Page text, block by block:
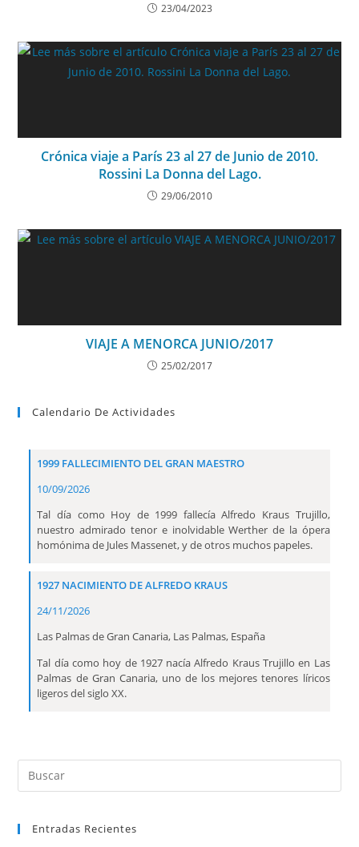
23/04/2023
Crónica viaje a París 23 al 27 de Junio de 2010.
Rossini La Donna del Lago.
29/06/2010
VIAJE A MENORCA JUNIO/2017
25/02/2017
Calendario De Actividades
1999 FALLECIMIENTO DEL GRAN MAESTRO
10/09/2026
Tal día como Hoy de 1999 fallecía Alfredo Kraus Trujillo,
nuestro admirado tenor e inolvidable Werther de la ópera
homónima de Jules Massenet, y de otros muchos papeles.
1927 NACIMIENTO DE ALFREDO KRAUS
24/11/2026
Las Palmas de Gran Canaria, Las Palmas, España
Tal día como hoy de 1927 nacía Alfredo Kraus Trujillo en Las
Palmas de Gran Canaria, uno de los mejores tenores líricos
ligeros del siglo XX.
Entradas Recientes